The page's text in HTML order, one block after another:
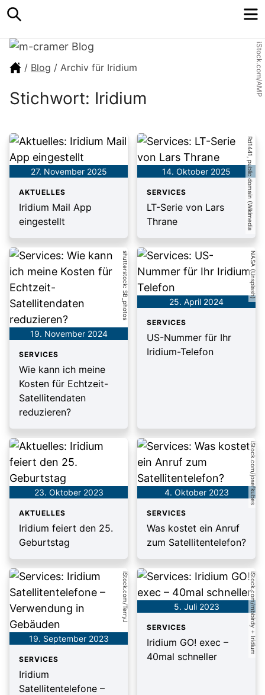
iStock.com/AMP
/ Blog / Archiv für Iridium
Stichwort: Iridium
27. November 2025
AKTUELLES
Iridium Mail App
eingestellt
14. Oktober 2025
SERVICES
LT-Serie von Lars
Thrane
R
d
1
4
4
1
,
p
u
b
lic
d
o
m
a
in
(
W
ik
im
e
d
ia
C
o
m
m
o
n
s
19. November 2024
SERVICES
Wie kann ich meine
Kosten für Echtzeit-
Satellitendaten
reduzieren?
shutterstock: SB_photos 25. April 2024
SERVICES
US-Nummer für Ihr
Iridium-Telefon
NASA (Unsplash)
23. Oktober 2023
AKTUELLES
Iridium feiert den 25.
Geburtstag
4. Oktober 2023
SERVICES
Was kostet ein Anruf
zum Satellitentelefon?
iStock.com/josefkubes
19. September 2023
SERVICES
Iridium
Satellitentelefone –
iStock.com/TerryJ 5. Juli 2023
SERVICES
Iridium GO! exec –
40mal schneller
iStock.com/mbbirdy + Iridium